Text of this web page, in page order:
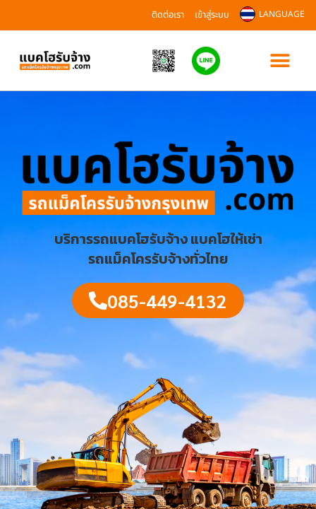
ติดต่อเรา เข้าสู่ระบบ LANGUAGE
บริการรถแบคโฮรับจ้าง แบคโฮให้เช่า
รถแม็คโครรับจ้างทั่วไทย
085-449-4132